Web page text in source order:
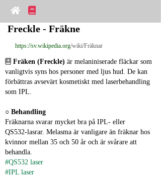
Freckle - Fräkne
https://sv.wikipedia.org/wiki/Fräknar
Fräken (Freckle) är melaniniserade fläckar som
vanligtvis syns hos personer med ljus hud. De kan
förbättras avsevärt kosmetiskt med laserbehandling
som IPL.
○ Behandling
Fräknarna svarar mycket bra på IPL‑ eller
QS532‑lasrar. Melasma är vanligare än fräknar hos
kvinnor mellan 35 och 50 år och är svårare att
behandla.
#QS532 laser
#IPL laser